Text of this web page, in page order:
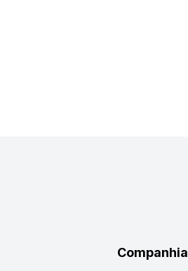
Companhia